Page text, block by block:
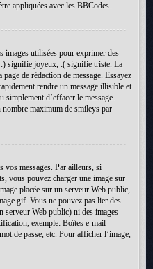
appliquées avec les BBCodes.
images utilisées pour exprimer des
:) signifie joyeux, :( signifie triste. La
de rédaction de message. Essayez
rendre un message illisible et
simplement d’effacer le message.
maximum de smileys par
vos messages. Par ailleurs, si
vous pouvez charger une image sur
placée sur un serveur Web public,
Vous ne pouvez pas lier des
serveur Web public) ni des images
exemple: Boîtes e-mail
de passe, etc. Pour afficher l’image,